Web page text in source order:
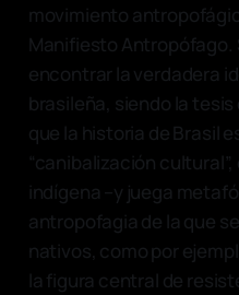
movimiento
Manifiesto
encontrar la verdadera
brasileña, siendo la
que la historia de Brasil
“canibalización
indígena –y juega
antropofagia de la que
nativos, como por
la figura central de